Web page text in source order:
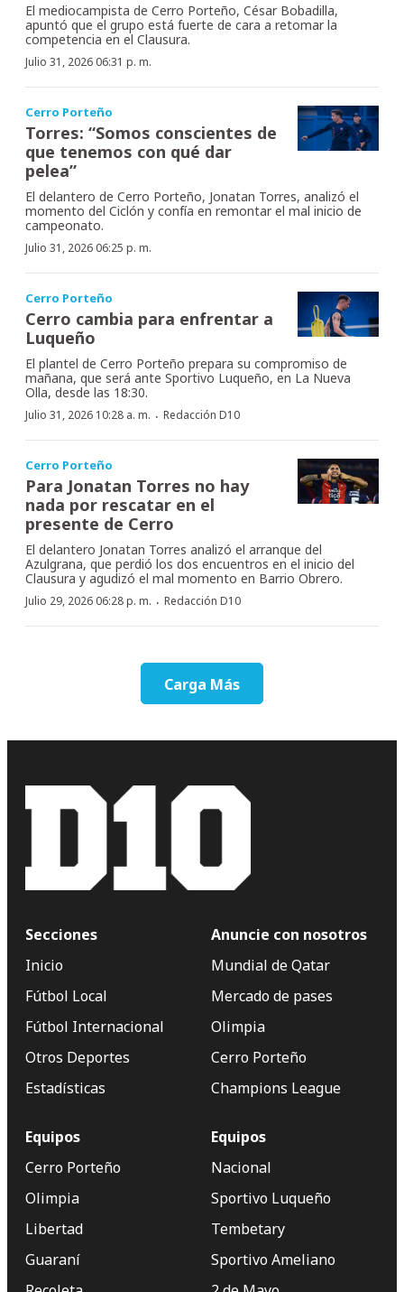
El mediocampista de Cerro Porteño, César Bobadilla,
apuntó que el grupo está fuerte de cara a retomar la
competencia en el Clausura.
Julio 31, 2026 06:31 p. m.
Cerro Porteño
Torres: “Somos conscientes de
que tenemos con qué dar
pelea”
El delantero de Cerro Porteño, Jonatan Torres, analizó el
momento del Ciclón y confía en remontar el mal inicio de
campeonato.
Julio 31, 2026 06:25 p. m.
Cerro Porteño
Cerro cambia para enfrentar a
Luqueño
El plantel de Cerro Porteño prepara su compromiso de
mañana, que será ante Sportivo Luqueño, en La Nueva
Olla, desde las 18:30.
Julio 31, 2026 10:28 a. m. · Redacción D10
Cerro Porteño
Para Jonatan Torres no hay
nada por rescatar en el
presente de Cerro
El delantero Jonatan Torres analizó el arranque del
Azulgrana, que perdió los dos encuentros en el inicio del
Clausura y agudizó el mal momento en Barrio Obrero.
Julio 29, 2026 06:28 p. m. · Redacción D10
Carga Más
Secciones
Inicio
Fútbol Local
Fútbol Internacional
Otros Deportes
Estadísticas
Anuncie con nosotros
Mundial de Qatar
Mercado de pases
Olimpia
Cerro Porteño
Champions League
Equipos
Cerro Porteño
Olimpia
Libertad
Guaraní
Equipos
Nacional
Sportivo Luqueño
Tembetary
Sportivo Ameliano